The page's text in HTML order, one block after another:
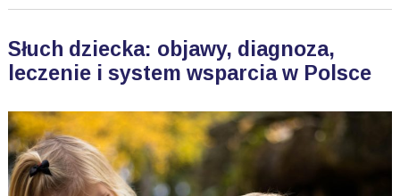
Słuch dziecka: objawy, diagnoza,
leczenie i system wsparcia w Polsce